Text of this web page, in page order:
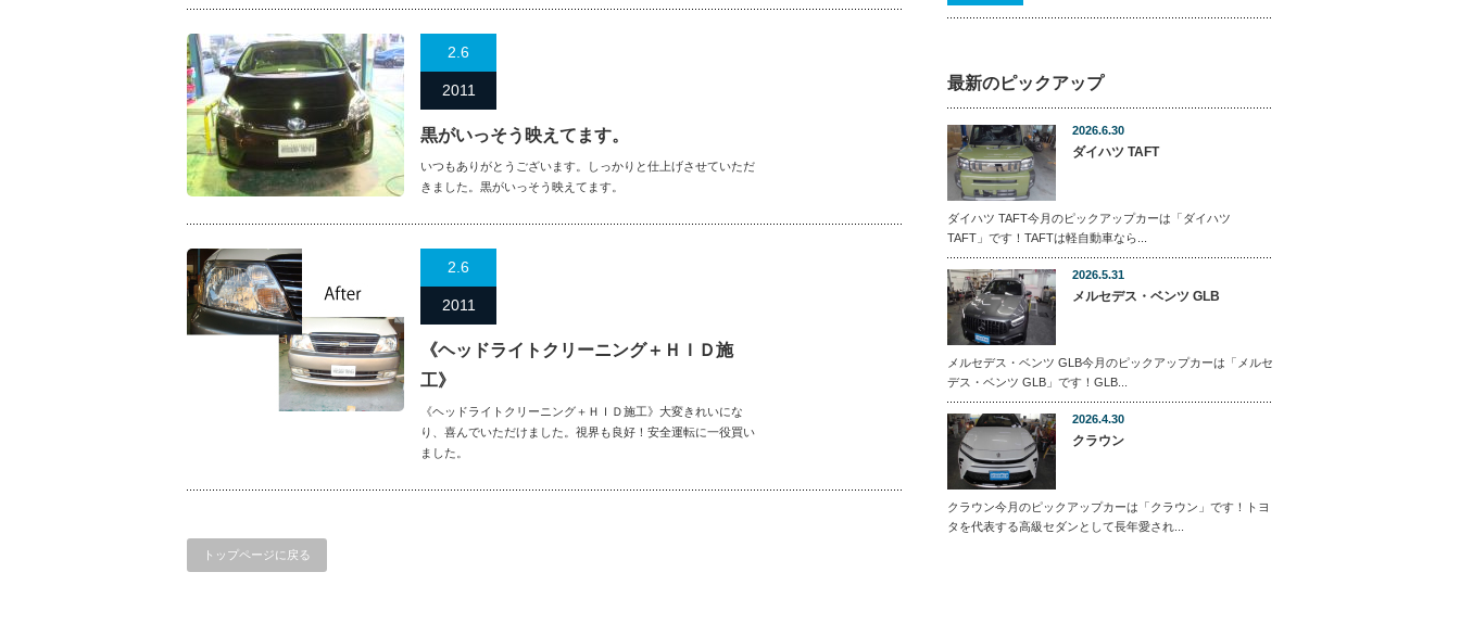
2.6
2011
黒がいっそう映えてます。
いつもありがとうございます。しっかりと仕上げさせていただ
きました。黒がいっそう映えてます。
2.6
2011
《ヘッドライトクリーニング＋ＨＩＤ施
工》
《ヘッドライトクリーニング＋ＨＩＤ施工》大変きれいにな
り、喜んでいただけました。視界も良好！安全運転に一役買い
ました。
トップページに戻る
最新のピックアップ
2026.6.30
ダイハツ TAFT
ダイハツ TAFT今月のピックアップカーは「ダイハツ
TAFT」です！TAFTは軽自動車なら...
2026.5.31
メルセデス・ベンツ GLB
メルセデス・ベンツ GLB今月のピックアップカーは「メルセ
デス・ベンツ GLB」です！GLB...
2026.4.30
クラウン
クラウン今月のピックアップカーは「クラウン」です！トヨ
タを代表する高級セダンとして長年愛され...